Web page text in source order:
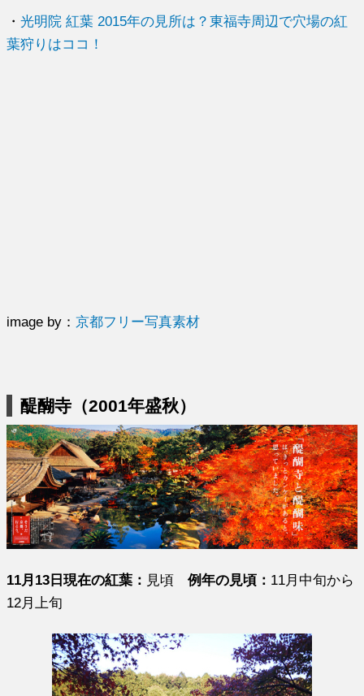
・光明院 紅葉 2015年の見所は？東福寺周辺で穴場の紅
葉狩りはココ！
image by：京都フリー写真素材
醍醐寺（2001年盛秋）
11月13日現在の紅葉： 見頃例年の見頃： 11月中旬から
12月上旬